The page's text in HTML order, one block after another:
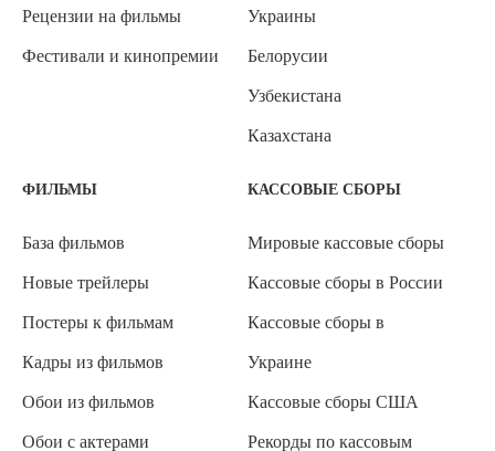
Рецензии на фильмы
Фестивали и кинопремии
Украины
Белорусии
Узбекистана
Казахстана
ФИЛЬМЫ
База фильмов
Новые трейлеры
Постеры к фильмам
Кадры из фильмов
Обои из фильмов
Обои с актерами
КАССОВЫЕ СБОРЫ
Мировые кассовые сборы
Кассовые сборы в России
Кассовые сборы в
Украине
Кассовые сборы США
Рекорды по кассовым